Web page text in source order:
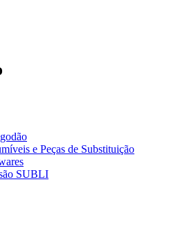
e Peças de Substituição
SUBLI